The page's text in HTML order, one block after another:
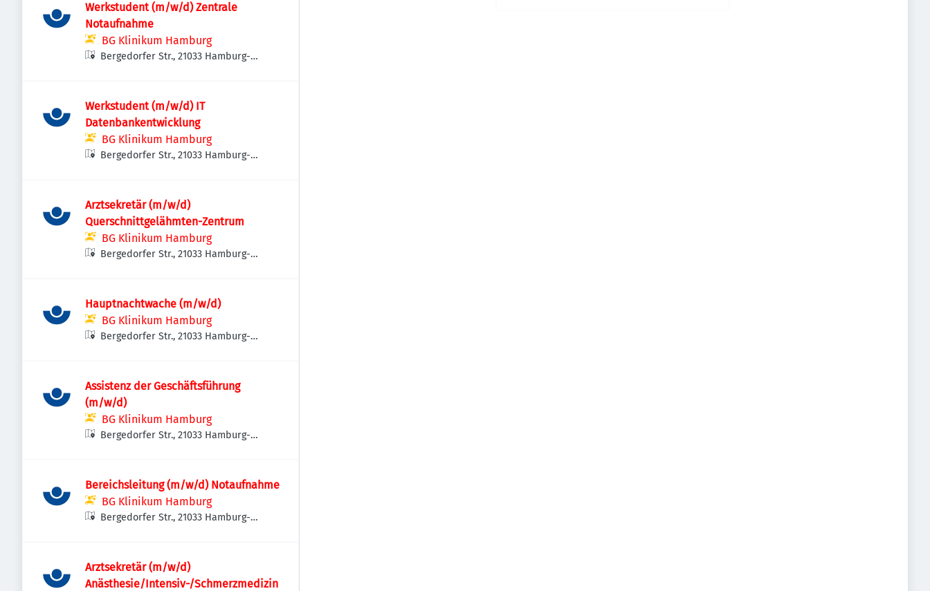
Werkstudent (m/w/d) Zentrale
Notaufnahme
BG Klinikum Hamburg
Bergedorfer Str., 21033 Hamburg-
Werkstudent (m/w/d) IT
Datenbankentwicklung
BG Klinikum Hamburg
Bergedorfer Str., 21033 Hamburg-
Arztsekretär (m/w/d)
Querschnittgelähmten-Zentrum
BG Klinikum Hamburg
Bergedorfer Str., 21033 Hamburg-
Hauptnachtwache (m/w/d)
BG Klinikum Hamburg
Bergedorfer Str., 21033 Hamburg-
Assistenz der Geschäftsführung
(m/w/d)
BG Klinikum Hamburg
Bergedorfer Str., 21033 Hamburg-
Bereichsleitung (m/w/d) Notaufnahme
BG Klinikum Hamburg
Bergedorfer Str., 21033 Hamburg-
Arztsekretär (m/w/d)
Anästhesie/Intensiv-/Schmerzmedizin